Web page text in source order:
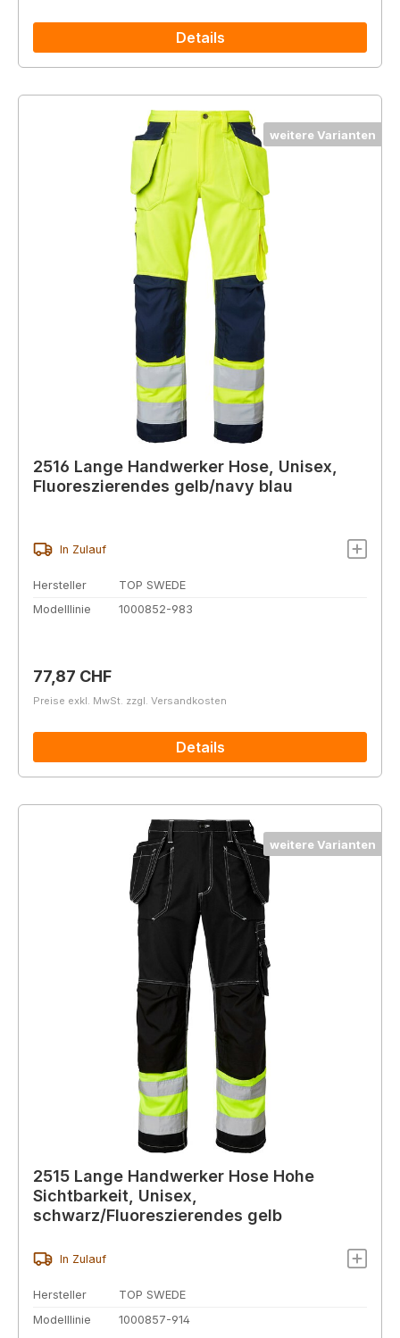
Details
weitere Varianten
2516 Lange Handwerker Hose, Unisex,
Fluoreszierendes gelb/navy blau
In Zulauf
Hersteller
TOP SWEDE
Modelllinie
1000852-983
Regulärer Preis:
77,87 CHF
Preise exkl. MwSt. zzgl. Versandkosten
Details
weitere Varianten
2515 Lange Handwerker Hose Hohe
Sichtbarkeit, Unisex,
schwarz/Fluoreszierendes gelb
In Zulauf
Hersteller
TOP SWEDE
Modelllinie
1000857-914